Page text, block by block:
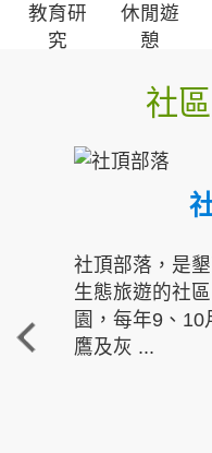
教育研
究
休閒遊
憩
社
社頂部落，是
生態旅遊的社
園，每年9、
鷹及灰 ...